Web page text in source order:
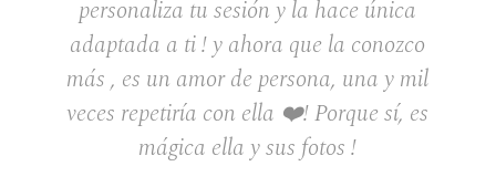
personaliza tu sesión y la hace única
adaptada a ti ! y ahora que la conozco
más , es un amor de persona, una y mil
veces repetiría con ella ❤️! Porque sí, es
mágica ella y sus fotos !